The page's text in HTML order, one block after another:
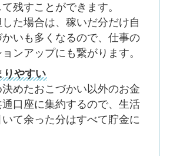
残すことができます。
た場合は、稼いだ分だけ自
いも多くなるので、仕事の
ンアップにも繋がります。
りやすい
めたおこづかい以外のお金
口座に集約するので、生活
て余った分はすべて貯金に